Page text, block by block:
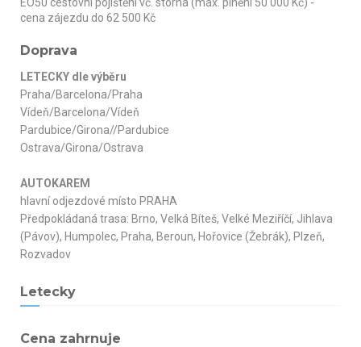
cena zájezdu do 62 500 Kč
Doprava
LETECKY dle výběru
Praha/Barcelona/Praha
Vídeň/Barcelona/Vídeň
Pardubice/Girona//Pardubice
Ostrava/Girona/Ostrava
AUTOKAREM
hlavní odjezdové místo PRAHA
Předpokládaná trasa: Brno, Velká Bíteš, Velké Meziříčí, Jihlava
(Pávov), Humpolec, Praha, Beroun, Hořovice (Žebrák), Plzeň,
Rozvadov
Letecky
Cena zahrnuje